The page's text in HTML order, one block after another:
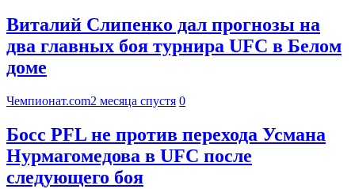
Виталий Слипенко дал прогнозы на
два главных боя турнира UFC в Белом
доме
Чемпионат.com2 месяца спустя 0
Босс PFL не против перехода Усмана
Нурмагомедова в UFC после
следующего боя